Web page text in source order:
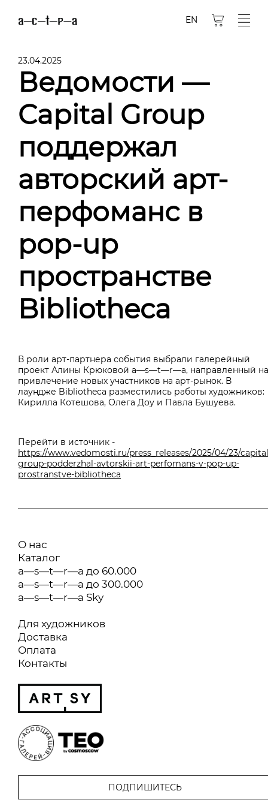
EN
23.04.2025
Ведомости —
Capital Group
поддержал
авторский арт-
перфоманс в
pop-up
пространстве
Bibliotheca
В роли арт-партнера события выбрали галерейный
проект Алины Крюковой a—s—t—r—a, направленный на
привлечение новых участников на арт-рынок. В
лаундже Bibliotheca разместились работы художников:
Кирилла Котешова, Олега Доу и Павла Бушуева.
Перейти в источник -
https://www.vedomosti.ru/press_releases/2025/04/23/
group-podderzhal-avtorskii-art-perfomans-v-pop-up-
prostranstve-bibliotheca
О нас
Каталог
a—s—t—r—a до 60.000
a—s—t—r—a до 300.000
a—s—t—r—a Sky
Для художников
Доставка
Оплата
Контакты